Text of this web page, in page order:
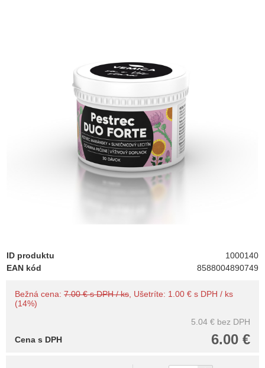
ID produktu
1000140
EAN kód
8588004890749
Bežná cena: 7.00 € s DPH / ks , Ušetríte: 1.00 € s DPH / ks
(14%)
5.04 € bez DPH
6.00 €
Cena s DPH